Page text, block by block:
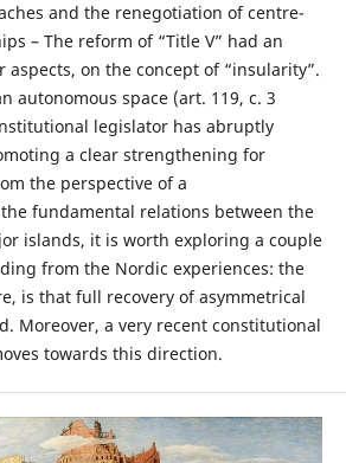
and the renegotiation of centre-
– The reform of “Title V” had an
aspects, on the concept of “insularity”.
autonomous space (art. 119, c. 3
legislator has abruptly
a clear strengthening for
the perspective of a
fundamental relations between the
islands, it is worth exploring a couple
from the Nordic experiences: the
is that full recovery of asymmetrical
Moreover, a very recent constitutional
towards this direction.